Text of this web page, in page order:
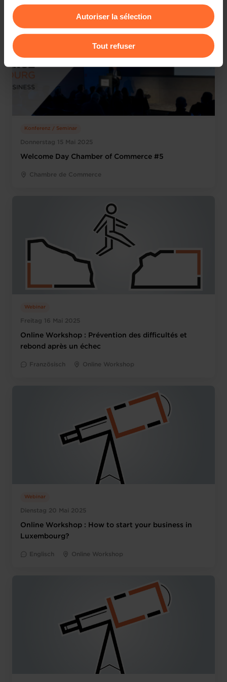
consentement à tout moment en cliquant sur l’icône
flottante en bas à gauche de chaque page.
Pour de plus amples informations sur la manière dont
nous utilisons lescookies et sommes amenés à traiter
vos données personnelles, vous pouvez consulter notre
Charte d’usage des cookieset notre Politique de
protection des données personnelles
Autoriser la sélection
Tout refuser
Donnerstag 15 Mai 2025
Konferenz / Seminar
Welcome Day Chamber of Commerce #5
Chambre de Commerce
Freitag 16 Mai 2025
Webinar
Online Workshop : Prévention des difficultés et
rebond après un échec
Französisch Online Workshop
Dienstag 20 Mai 2025
Webinar
Online Workshop : How to start your business in
Luxembourg?
Englisch Online Workshop